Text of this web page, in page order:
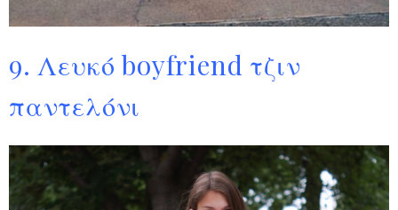
9. Λευκό boyfriend τζιν
παντελόνι